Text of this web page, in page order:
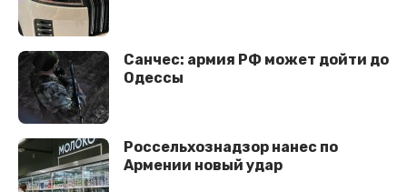
Санчес: армия РФ может дойти до
Одессы
Россельхознадзор нанес по
Армении новый удар